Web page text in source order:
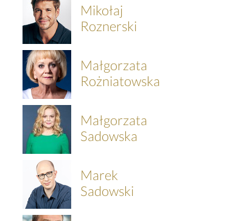
Mikołaj
Roznerski
Małgorzata
Rożniatowska
Małgorzata
Sadowska
Marek
Sadowski